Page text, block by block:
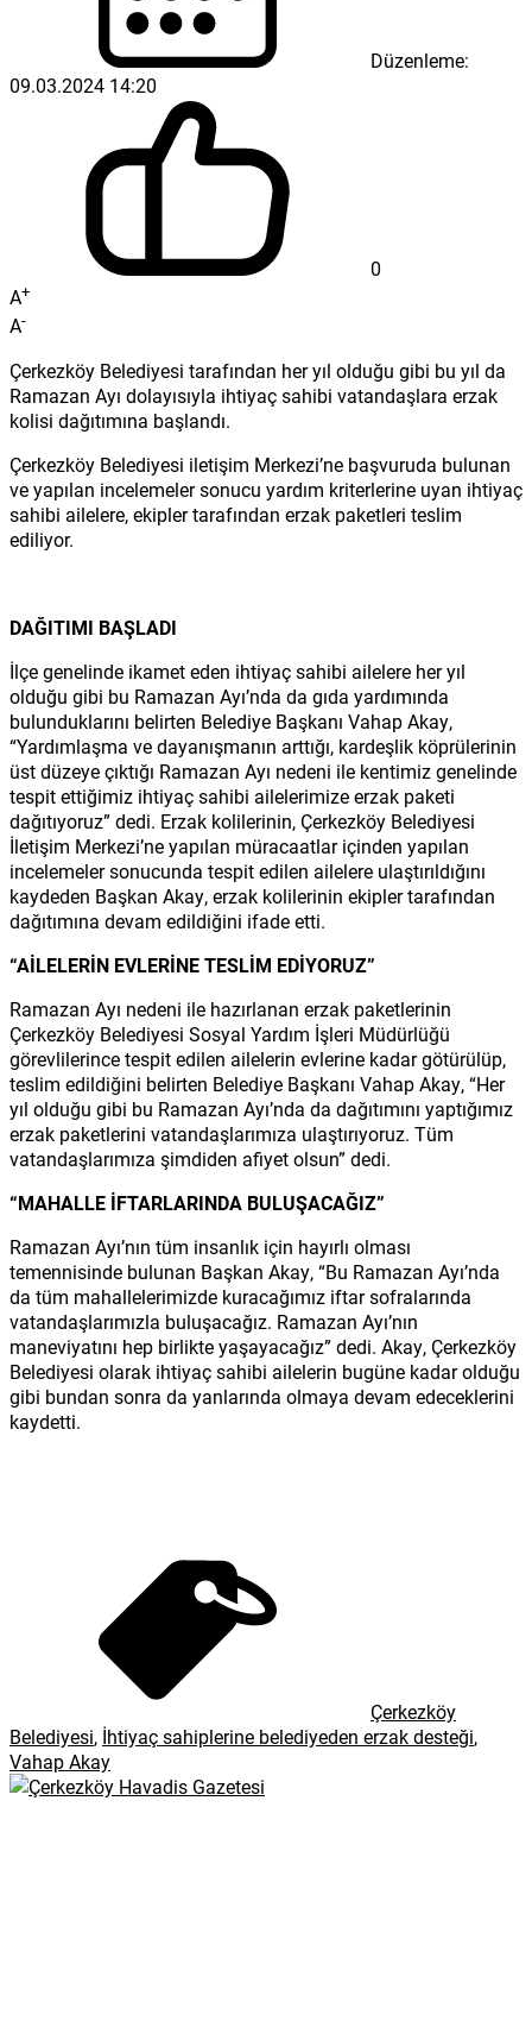
Düzenleme:
09.03.2024 14:20
0
A+
A-
Çerkezköy Belediyesi tarafından her yıl olduğu gibi bu yıl da
Ramazan Ayı dolayısıyla ihtiyaç sahibi vatandaşlara erzak
kolisi dağıtımına başlandı.
Çerkezköy Belediyesi iletişim Merkezi’ne başvuruda bulunan
ve yapılan incelemeler sonucu yardım kriterlerine uyan ihtiyaç
sahibi ailelere, ekipler tarafından erzak paketleri teslim
ediliyor.
DAĞITIMI BAŞLADI
İlçe genelinde ikamet eden ihtiyaç sahibi ailelere her yıl
olduğu gibi bu Ramazan Ayı’nda da gıda yardımında
bulunduklarını belirten Belediye Başkanı Vahap Akay,
“Yardımlaşma ve dayanışmanın arttığı, kardeşlik köprülerinin
üst düzeye çıktığı Ramazan Ayı nedeni ile kentimiz genelinde
tespit ettiğimiz ihtiyaç sahibi ailelerimize erzak paketi
dağıtıyoruz” dedi. Erzak kolilerinin, Çerkezköy Belediyesi
İletişim Merkezi’ne yapılan müracaatlar içinden yapılan
incelemeler sonucunda tespit edilen ailelere ulaştırıldığını
kaydeden Başkan Akay, erzak kolilerinin ekipler tarafından
dağıtımına devam edildiğini ifade etti.
“AİLELERİN EVLERİNE TESLİM EDİYORUZ”
Ramazan Ayı nedeni ile hazırlanan erzak paketlerinin
Çerkezköy Belediyesi Sosyal Yardım İşleri Müdürlüğü
görevlilerince tespit edilen ailelerin evlerine kadar götürülüp,
teslim edildiğini belirten Belediye Başkanı Vahap Akay, “Her
yıl olduğu gibi bu Ramazan Ayı’nda da dağıtımını yaptığımız
erzak paketlerini vatandaşlarımıza ulaştırıyoruz. Tüm
vatandaşlarımıza şimdiden afiyet olsun” dedi.
“MAHALLE İFTARLARINDA BULUŞACAĞIZ”
Ramazan Ayı’nın tüm insanlık için hayırlı olması
temennisinde bulunan Başkan Akay, “Bu Ramazan Ayı’nda
da tüm mahallelerimizde kuracağımız iftar sofralarında
vatandaşlarımızla buluşacağız. Ramazan Ayı’nın
maneviyatını hep birlikte yaşayacağız” dedi. Akay, Çerkezköy
Belediyesi olarak ihtiyaç sahibi ailelerin bugüne kadar olduğu
gibi bundan sonra da yanlarında olmaya devam edeceklerini
kaydetti.
Çerkezköy
Belediyesi, İhtiyaç sahiplerine belediyeden erzak desteği,
Vahap Akay